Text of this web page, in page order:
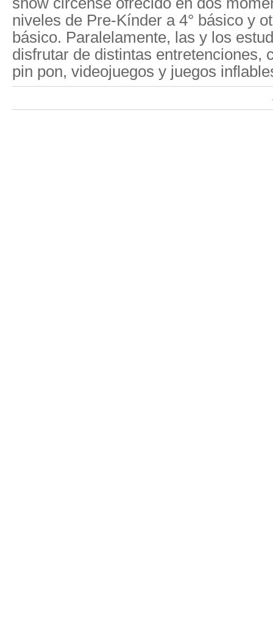
niveles de Pre-Kínder a 4° básico y
básico. Paralelamente, las y los
disfrutar de distintas entretenciones,
pin pon, videojuegos y juegos